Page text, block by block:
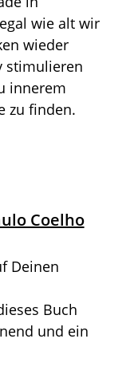
wie alt wir
wieder
stimulieren
innerem
zu finden.
Coelho
Deinen
Buch
und ein